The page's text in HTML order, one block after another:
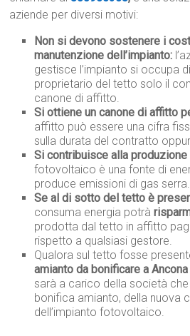
aziende per diversi motivi:
Non si devono sostenere i
manutenzione dell’impianto:
gestisce l’impianto si occupa
proprietario del tetto solo il
canone di affitto.
Si ottiene un canone di affitto
affitto può essere una cifra
sulla durata del contratto
Si contribuisce alla
fotovoltaico è una fonte di
produce emissioni di gas serra.
Se al di sotto del tetto è
consuma energia potrà
prodotta dal tetto in affitto
rispetto a qualsiasi gestore.
Qualora sul tetto fosse
amianto da bonificare a Ancona
sarà a carico della società
bonifica amianto, della nuova
dell’impianto fotovoltaico.